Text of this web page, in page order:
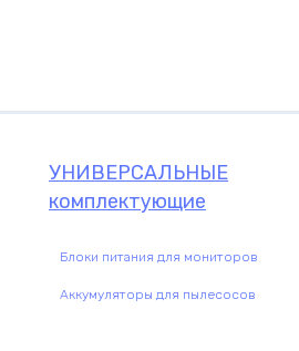
УНИВЕРСАЛЬНЫЕ
комплектующие
Блоки питания для мониторов
Аккумуляторы для пылесосов